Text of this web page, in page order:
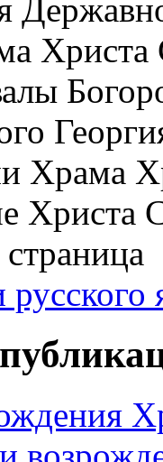
Христа
Храма
Христа